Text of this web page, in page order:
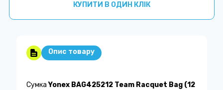
КУПИТИ В ОДИН КЛІК
Опис товару
СумкаYonex BAG425212 Team Racquet Bag (12